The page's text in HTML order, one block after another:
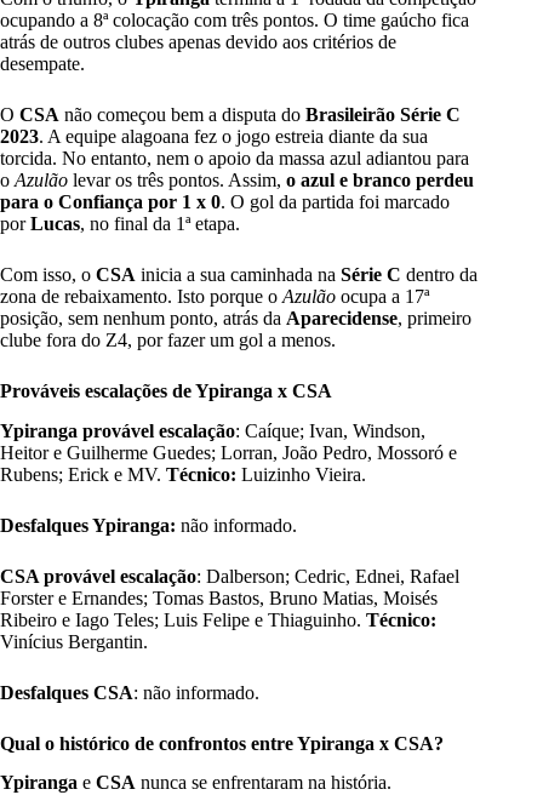
ocupando a 8ª colocação com três pontos. O time gaúcho fica
atrás de outros clubes apenas devido aos critérios de
desempate.
O CSA não começou bem a disputa do Brasileirão Série C
2023. A equipe alagoana fez o jogo estreia diante da sua
torcida. No entanto, nem o apoio da massa azul adiantou para
o Azulão levar os três pontos. Assim, o azul e branco perdeu
para o Confiança por 1 x 0. O gol da partida foi marcado
porLucas, no final da 1ª etapa.
Com isso, o CSA inicia a sua caminhada na Série C dentro da
zona de rebaixamento. Isto porque o Azulão ocupa a 17ª
posição, sem nenhum ponto, atrás da Aparecidense, primeiro
clube fora do Z4, por fazer um gol a menos.
Prováveis escalações de Ypiranga x CSA
Ypiranga provável escalação: Caíque; Ivan, Windson,
Heitor e Guilherme Guedes; Lorran, João Pedro, Mossoró e
Rubens; Erick e MV. Técnico: Luizinho Vieira.
Desfalques Ypiranga: não informado.
CSA provável escalação: Dalberson; Cedric, Ednei, Rafael
Forster e Ernandes; Tomas Bastos, Bruno Matias, Moisés
Ribeiro e Iago Teles; Luis Felipe e Thiaguinho. Técnico:
Vinícius Bergantin.
Desfalques CSA: não informado.
Qual o histórico de confrontos entre Ypiranga x CSA?
Ypiranga e CSA nunca se enfrentaram na história.